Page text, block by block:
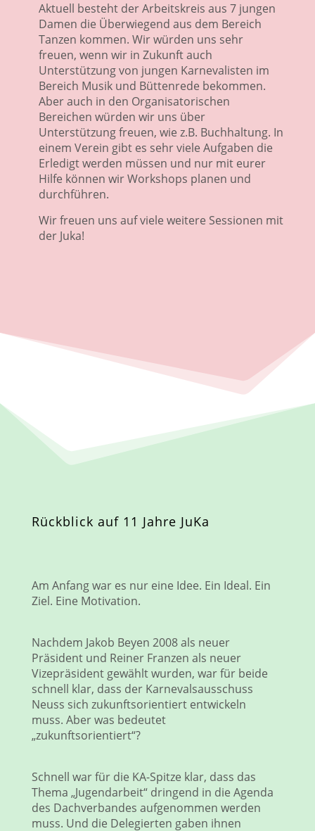
Aktuell besteht der Arbeitskreis aus 7 jungen
Damen die Überwiegend aus dem Bereich
Tanzen kommen. Wir würden uns sehr
freuen, wenn wir in Zukunft auch
Unterstützung von jungen Karnevalisten im
Bereich Musik und Büttenrede bekommen.
Aber auch in den Organisatorischen
Bereichen würden wir uns über
Unterstützung freuen, wie z.B. Buchhaltung. In
einem Verein gibt es sehr viele Aufgaben die
Erledigt werden müssen und nur mit eurer
Hilfe können wir Workshops planen und
durchführen.
Wir freuen uns auf viele weitere Sessionen mit
der Juka!
Rückblick auf 11 Jahre JuKa
Am Anfang war es nur eine Idee. Ein Ideal. Ein
Ziel. Eine Motivation.
Nachdem Jakob Beyen 2008 als neuer
Präsident und Reiner Franzen als neuer
Vizepräsident gewählt wurden, war für beide
schnell klar, dass der Karnevalsausschuss
Neuss sich zukunftsorientiert entwickeln
muss. Aber was bedeutet
„zukunftsorientiert“?
Schnell war für die KA-Spitze klar, dass das
Thema „Jugendarbeit“ dringend in die Agenda
des Dachverbandes aufgenommen werden
muss. Und die Delegierten gaben ihnen